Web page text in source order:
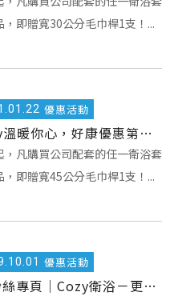
，即贈寬30公分毛巾桿1支！...
01.22 優惠活動
Cozy溫暖你心，好康優惠第二波！
，凡購買公司配套的任一衛浴套
，即贈寬45公分毛巾桿1支！...
10.01 優惠活動
FB粉絲專頁｜Cozy衛浴－更多精彩優惠、更多安裝實照，快來瞧瞧！